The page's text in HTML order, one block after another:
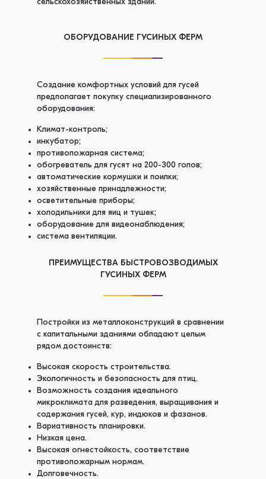
сельскохозяйственных зданий.
ОБОРУДОВАНИЕ ГУСИНЫХ ФЕРМ
Создание комфортных условий для гусей
предполагает покупку специализированного
оборудования:
Климат-контроль;
инкубатор;
противопожарная система;
обогреватель для гусят на 200-300 голов;
автоматические кормушки и поилки;
хозяйственные принадлежности;
осветительные приборы;
холодильники для яиц и тушек;
оборудование для видеонаблюдения;
система вентиляции.
ПРЕИМУЩЕСТВА БЫСТРОВОЗВОДИМЫХ
ГУСИНЫХ ФЕРМ
Постройки из металлоконструкций в сравнении
с капитальными зданиями обладают целым
рядом достоинств:
Высокая скорость строительства.
Экологичность и безопасность для птиц.
Возможность создания идеального
микроклимата для разведения, выращивания и
содержания гусей, кур, индюков и фазанов.
Вариативность планировки.
Низкая цена.
Высокая огнестойкость, соответствие
противопожарным нормам.
Долговечность.